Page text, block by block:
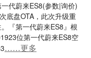
代蔚来ES8(参数|询价)
底盘OTA，此次升级重
『第一代蔚来ES8』根
位第一代蔚来ES8空
……更多